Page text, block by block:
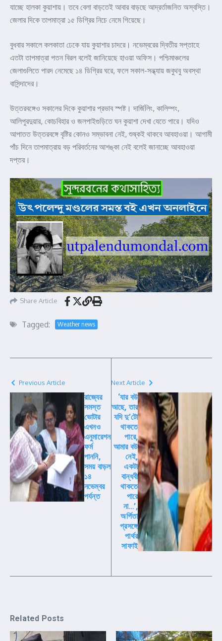
যাচ্ছে হালকা কুয়াশায়। তবে বেলা বাড়তেই আবার বাড়ছে আদ্রর্তাজনিত অস্বস্তি।
জেলার দিকে তাপমাত্রা ১৫ ডিগ্রির নিচে নেমে গিয়েছে।
বুধবার সকালে কলকাতা ঢেকে যায় কুয়াশার চাদরে। নভেম্বরের দ্বিতীয় সপ্তাহে
এতটা তাপমাত্রা পতন বিরল বলেই জানিয়েছে হাওয়া অফিস। পশ্চিমাঞ্চলের
জেলাগুলিতে পারদ নেমেছে ১৪ ডিগ্রির ঘরে, ফলে সকাল-সন্ধ্যায় জবুথবু অবস্থা
বাসিন্দাদের।
উত্তরবঙ্গেও সকালের দিকে কুয়াশার প্রভাব স্পষ্ট। দার্জিলিং, কালিম্পং,
আলিপুরদুয়ার, কোচবিহার ও জলপাইগুড়িতে ঘন কুয়াশা দেখা যেতে পারে। যদিও
আপাতত উত্তরবঙ্গে বৃষ্টির কোনও সম্ভাবনা নেই, শুষ্কই থাকবে আবহাওয়া। আগামী
পাঁচ দিনে তাপমাত্রায় বড় পরিবর্তনের আশঙ্কা নেই বলেই জানাচ্ছে আবহাওয়া
দপ্তর।
Share Article
Tagged: Weather news
Previous Article
রাজ্যের
সমস্ত
ভোটার
এখনও
এনুমারেশন
ফর্ম
পাননি,
সময় বাড়ল
১৪
নভেম্বর
পর্যন্ত
Next Article
‘যার বউ
আছে, তার
যদি দু’টো
থাকতে
পারে,
আমার বউ
নেই,
একটা
বান্ধবী
থাকতে
পারে
না…’,
অর্পিতা
প্রসঙ্গে
পার্থর
সাফাই
Related Posts